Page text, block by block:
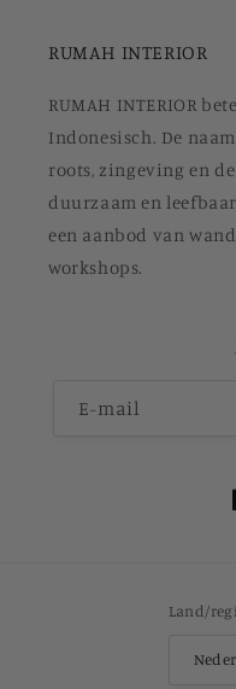
RUMAH INTERIOR
RUMAH INTERIOR
Indonesisch. De
roots, zingeving en
duurzaam en
een aanbod van
workshops.
E‑mail
Land/